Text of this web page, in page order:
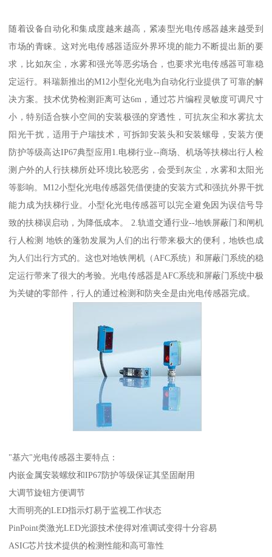
随着设备自动化和集成度越来越高，紧凑型光电传感器越来越受到
市场的青睐。这对光电传感器适应外界环境的能力不断提出新的要
求，比如灰尘，水雾和强光等恶劣场合，也要求光电传感器可靠稳
定运行。科瑞新推出的M12小型化光电为自动化行业提供了可靠的解
决方案。技术优势检测距离可达6m，通过芯片编程灵敏度可调尺寸
小，特别适合狭小空间的安装极强的穿透性，可抗灰尘和水雾抗太
阳光干扰，适用于户瑞技术，可拆卸安装头和安装螺母，安装方便
防护等级高达IP67典型应用1.电梯行业--商场、机场等扶梯出行人检
测户外的人行扶梯所处环境比较恶劣，会受到灰尘，水雾和太阳光
等影响。M12小型化光电传感器凭借便捷的安装方式和强抗外界干扰
能力成为扶梯行业。小型化光电传感器可以完全避免因为误信号导
致的扶梯误启动，为降低成本。 2.轨道交通行业--地铁屏蔽门和闸机
行人检测 地铁的蓬勃发展为人们的出行带来极大的便利，地铁也成
为人们出行方式的。这也对地铁闸机（AFC系统）和屏蔽门系统的稳
定运行带来了很大的考验。光电传感器是AFC系统和屏蔽门系统中极
为关键的零部件，行人的通过检测和防夹全是由光电传感器完成。
"基六"光电传感器主要特点：
内嵌金属安装螺纹和IP67防护等级保证其坚固耐用
大调节旋钮方便调节
大而明亮的LED指示灯易于监视工作状态
PinPoint类激光LED光源技术使得对准调试变得十分容易
ASIC芯片技术提供的检测性能和高可靠性